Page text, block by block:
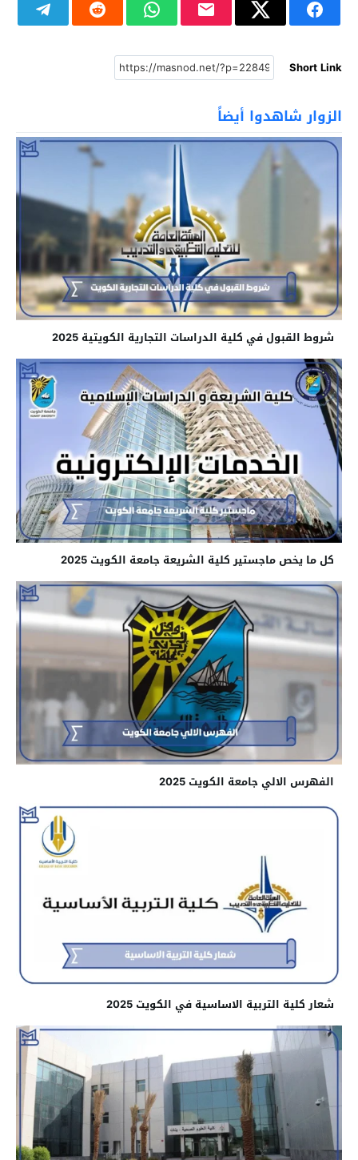
Short Link
الزوار شاهدوا أيضاً
شروط القبول في كلية الدراسات التجارية الكويتية 2025
كل ما يخص ماجستير كلية الشريعة جامعة الكويت 2025
الفهرس الالي جامعة الكويت 2025
شعار كلية التربية الاساسية في الكويت 2025